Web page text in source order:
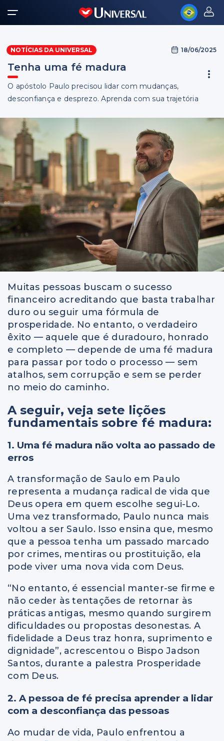
NOTÍCIAS DA UNIVERSAL 18/06/2025
Tenha uma fé madura
O apóstolo Paulo precisou lidar com mudanças,
desconfiança e desprezo. Aprenda com sua trajetória
Muitas pessoas buscam o sucesso
financeiro acreditando que basta trabalhar
duro ou seguir uma fórmula de
prosperidade. No entanto, o verdadeiro
êxito — aquele que é duradouro, honrado
e completo — depende de uma fé madura
para passar por todo o processo — sem
atalhos, sem corrupção e sem se perder
no meio do caminho.
A seguir, veja sete lições
fundamentais sobre fé madura:
1. Uma fé madura não volta ao passado de
erros
A transformação de Saulo em Paulo
representa a mudança radical de vida que
Deus opera em quem escolhe segui-Lo.
Uma vez transformado, Paulo nunca mais
voltou a ser Saulo. Isso ensina que, mesmo
que a pessoa tenha um passado marcado
por crimes, mentiras ou prostituição, ela
pode viver uma nova vida com Deus.
“No entanto, é essencial manter-se firme e
não ceder às tentações de retornar às
práticas antigas, mesmo quando surgirem
dificuldades ou propostas desonestas. A
fidelidade a Deus traz honra, suprimento e
dignidade”, acrescentou o Bispo Jadson
Santos, durante a palestra Prosperidade
com Deus.
2. A pessoa de fé precisa aprender a lidar
com a desconfiança das pessoas
Ao mudar de vida, Paulo enfrentou a